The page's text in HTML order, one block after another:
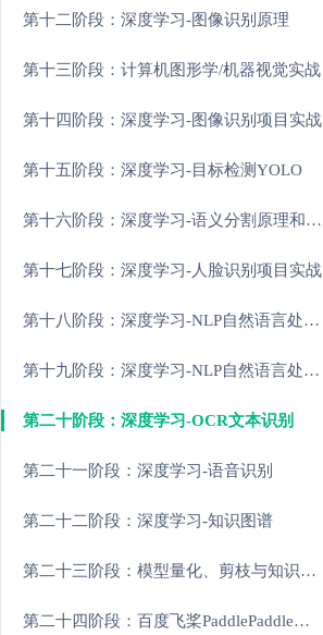
第十二阶段：深度学习-图像识别原理
第十三阶段：计算机图形学/机器视觉实战
第十四阶段：深度学习-图像识别项目实战
第十五阶段：深度学习-目标检测YOLO
第十六阶段：深度学习-语义分割原理和实战
第十七阶段：深度学习-人脸识别项目实战
第十八阶段：深度学习-NLP自然语言处理原理和进阶
第十九阶段：深度学习-NLP自然语言处理大模型实战
第二十阶段：深度学习-OCR文本识别
第二十一阶段：深度学习-语音识别
第二十二阶段：深度学习-知识图谱
第二十三阶段：模型量化、剪枝与知识蒸馏
第二十四阶段：百度飞桨PaddlePaddle实战